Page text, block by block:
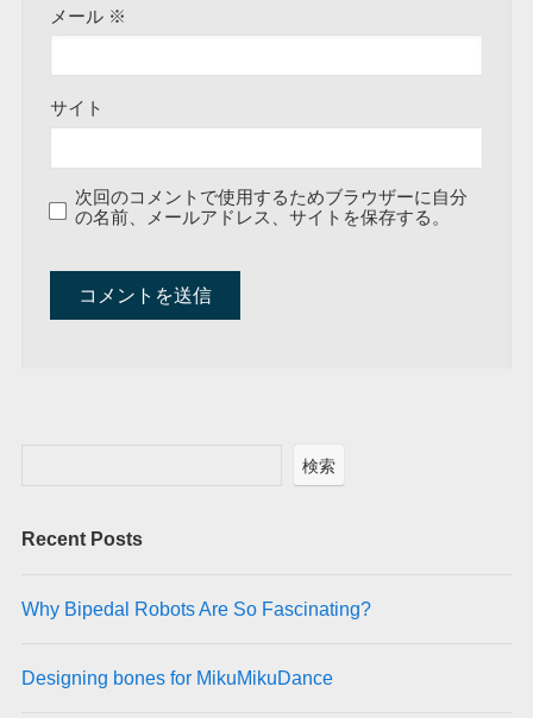
メール ※
サイト
次回のコメントで使用するためブラウザーに自分
の名前、メールアドレス、サイトを保存する。
t
e
検索
Recent Posts
Why Bipedal Robots Are So Fascinating?
Designing bones for MikuMikuDance